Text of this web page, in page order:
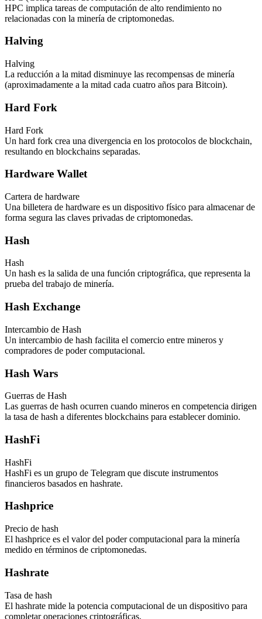
HPC implica tareas de computación de alto rendimiento no
relacionadas con la minería de criptomonedas.
Halving
Halving
La reducción a la mitad disminuye las recompensas de minería
(aproximadamente a la mitad cada cuatro años para Bitcoin).
Hard Fork
Hard Fork
Un hard fork crea una divergencia en los protocolos de blockchain,
resultando en blockchains separadas.
Hardware Wallet
Cartera de hardware
Una billetera de hardware es un dispositivo físico para almacenar de
forma segura las claves privadas de criptomonedas.
Hash
Hash
Un hash es la salida de una función criptográfica, que representa la
prueba del trabajo de minería.
Hash Exchange
Intercambio de Hash
Un intercambio de hash facilita el comercio entre mineros y
compradores de poder computacional.
Hash Wars
Guerras de Hash
Las guerras de hash ocurren cuando mineros en competencia dirigen
la tasa de hash a diferentes blockchains para establecer dominio.
HashFi
HashFi
HashFi es un grupo de Telegram que discute instrumentos
financieros basados en hashrate.
Hashprice
Precio de hash
El hashprice es el valor del poder computacional para la minería
medido en términos de criptomonedas.
Hashrate
Tasa de hash
El hashrate mide la potencia computacional de un dispositivo para
completar operaciones criptográficas.